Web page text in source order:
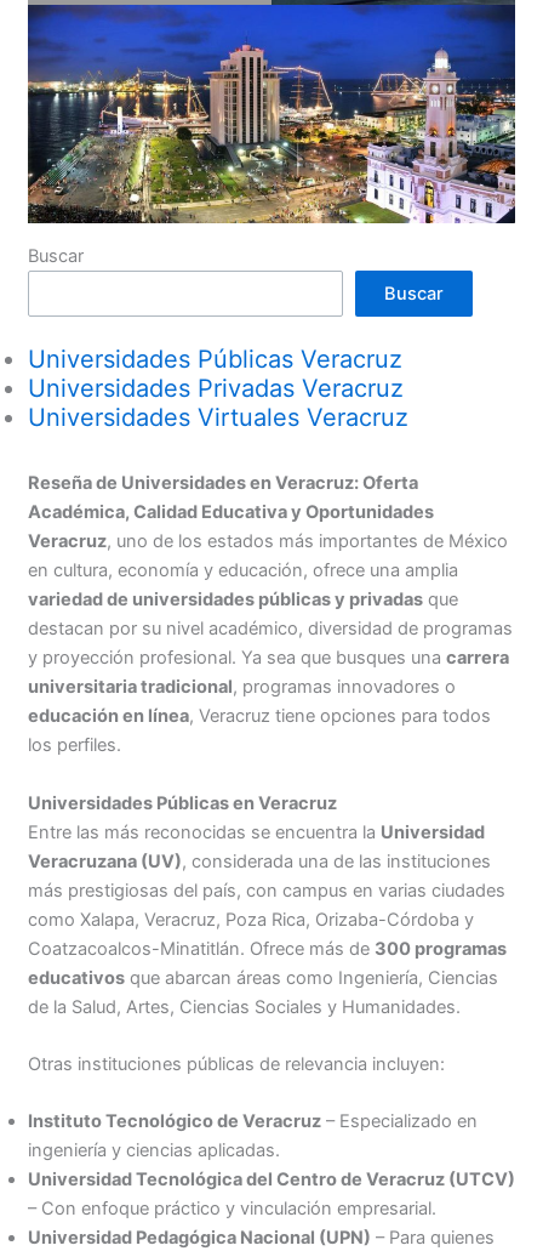
Buscar
Buscar
Universidades Públicas Veracruz
Universidades Privadas Veracruz
Universidades Virtuales Veracruz
Reseña de Universidades en Veracruz: Oferta
Académica, Calidad Educativa y Oportunidades
Veracruz, uno de los estados más importantes de México
en cultura, economía y educación, ofrece una amplia
variedad de universidades públicas y privadasque
destacan por su nivel académico, diversidad de programas
y proyección profesional. Ya sea que busques una carrera
universitaria tradicional, programas innovadores o
educación en línea, Veracruz tiene opciones para todos
los perfiles.
Universidades Públicas en Veracruz
Entre las más reconocidas se encuentra la Universidad
Veracruzana (UV), considerada una de las instituciones
más prestigiosas del país, con campus en varias ciudades
como Xalapa, Veracruz, Poza Rica, Orizaba-Córdoba y
Coatzacoalcos-Minatitlán. Ofrece más de 300 programas
educativosque abarcan áreas como Ingeniería, Ciencias
de la Salud, Artes, Ciencias Sociales y Humanidades.
Otras instituciones públicas de relevancia incluyen:
Instituto Tecnológico de Veracruz– Especializado en
ingeniería y ciencias aplicadas.
Universidad Tecnológica del Centro de Veracruz (UTCV)
– Con enfoque práctico y vinculación empresarial.
Universidad Pedagógica Nacional (UPN) – Para quienes